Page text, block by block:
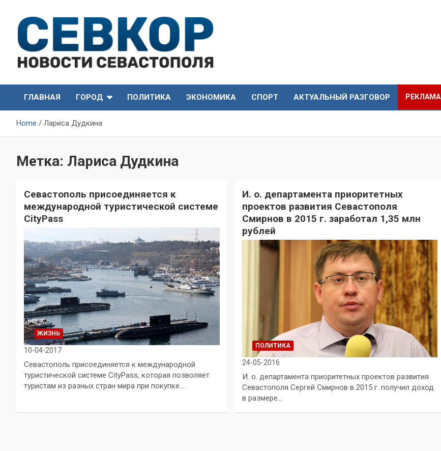
content
СевКор — Новости
Севастополя
Севастополя
ГЛАВНАЯ
ГОРОД ПОЛИТИКА ЭКОНОМИКА СПОРТ АКТУАЛЬНЫЙ РАЗГОВОР РЕКЛАМА
Home Лариса Дудкина
Метка: Лариса Дудкина
Севастополь присоединяется к
международной туристической системе
CityPass
ЖИЗНЬ
10-04-2017
Севастополь присоединяется к международной
туристической системе CityPass, которая позволяет
туристам из разных стран мира при покупке…
И. о. департамента приоритетных
проектов развития Севастополя
Смирнов в 2015 г. заработал 1,35 млн
рублей
ПОЛИТИКА
24-05-2016
И. о. департамента приоритетных проектов развития
Севастополя Сергей Смирнов в 2015 г. получил доход
в размере…